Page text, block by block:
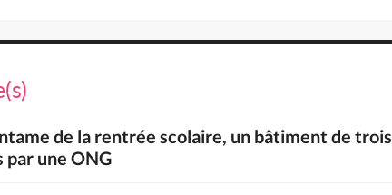
de la rentrée scolaire, un bâtiment de trois
une ONG